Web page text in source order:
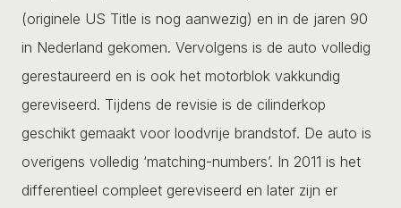
(originele US Title is nog aanwezig) en in de jaren 90
in Nederland gekomen. Vervolgens is de auto volledig
gerestaureerd en is ook het motorblok vakkundig
gereviseerd. Tijdens de revisie is de cilinderkop
geschikt gemaakt voor loodvrije brandstof. De auto is
overigens volledig ‘matching-numbers’. In 2011 is het
differentieel compleet gereviseerd en later zijn er